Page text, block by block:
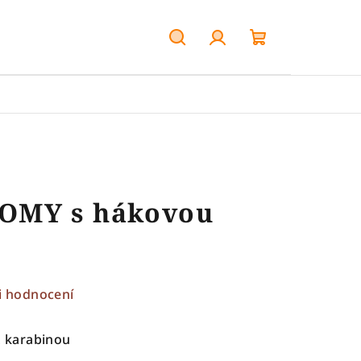
košík
s hákovou
hodnocení
karabinou